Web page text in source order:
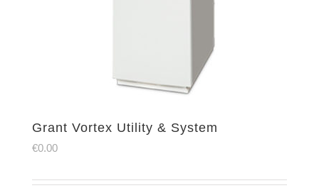
Grant Vortex Utility & System
€0.00